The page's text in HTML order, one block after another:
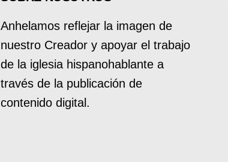
Anhelamos reflejar la imagen de
nuestro Creador y apoyar el trabajo
de la iglesia hispanohablante a
través de la publicación de
contenido digital.